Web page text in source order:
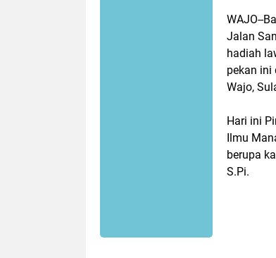
WAJO--
Jalan
hadiah
pekan ini
Wajo,
Hari ini
Ilmu
berupa
S.Pi.